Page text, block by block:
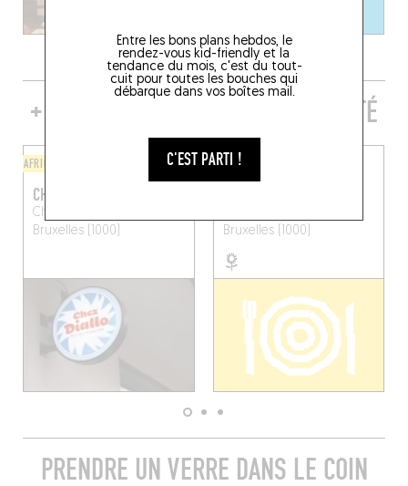
Entre les bons plans hebdos, le
rendez-vous kid-friendly et la
tendance du mois, c'est du tout-
cuit pour toutes les bouches qui
débarque dans vos boîtes mail.
C'EST PARTI !
+ DE TABLES DE GENRE À PROXIMITÉ
AFRICAIN
CHEZ DIALLO
Chau. d'Anvers 84
Bruxelles (1000)
COFFEE SHOP
Bruxelles (1000)
PRENDRE UN VERRE DANS LE COIN